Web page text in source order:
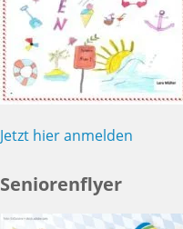
Jetzt hier anmelden
Seniorenflyer